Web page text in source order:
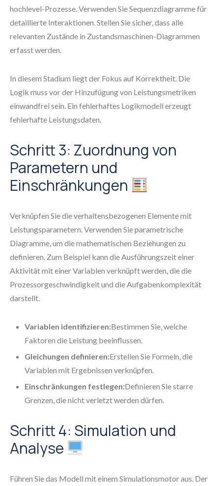
hochlevel-Prozesse. Verwenden Sie Sequenzdiagramme für
detaillierte Interaktionen. Stellen Sie sicher, dass alle
relevanten Zustände in Zustandsmaschinen-Diagrammen
erfasst werden.
In diesem Stadium liegt der Fokus auf Korrektheit. Die
Logik muss vor der Hinzufügung von Leistungsmetriken
einwandfrei sein. Ein fehlerhaftes Logikmodell erzeugt
fehlerhafte Leistungsdaten.
Schritt 3: Zuordnung von
Parametern und
Einschränkungen
Verknüpfen Sie die verhaltensbezogenen Elemente mit
Leistungsparametern. Verwenden Sie parametrische
Diagramme, um die mathematischen Beziehungen zu
definieren. Zum Beispiel kann die Ausführungszeit einer
Aktivität mit einer Variablen verknüpft werden, die die
Prozessorgeschwindigkeit und die Aufgabenkomplexität
darstellt.
Variablen identifizieren:Bestimmen Sie, welche
Faktoren die Leistung beeinflussen.
Gleichungen definieren:Erstellen Sie Formeln, die
Variablen mit Ergebnissen verknüpfen.
Einschränkungen festlegen:Definieren Sie starre
Grenzen, die nicht verletzt werden dürfen.
Schritt 4: Simulation und
Analyse
Führen Sie das Modell mit einem Simulationsmotor aus. Der